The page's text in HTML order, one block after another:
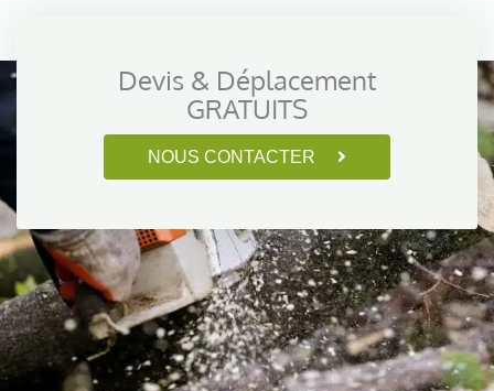
Devis & Déplacement
GRATUITS
NOUS CONTACTER